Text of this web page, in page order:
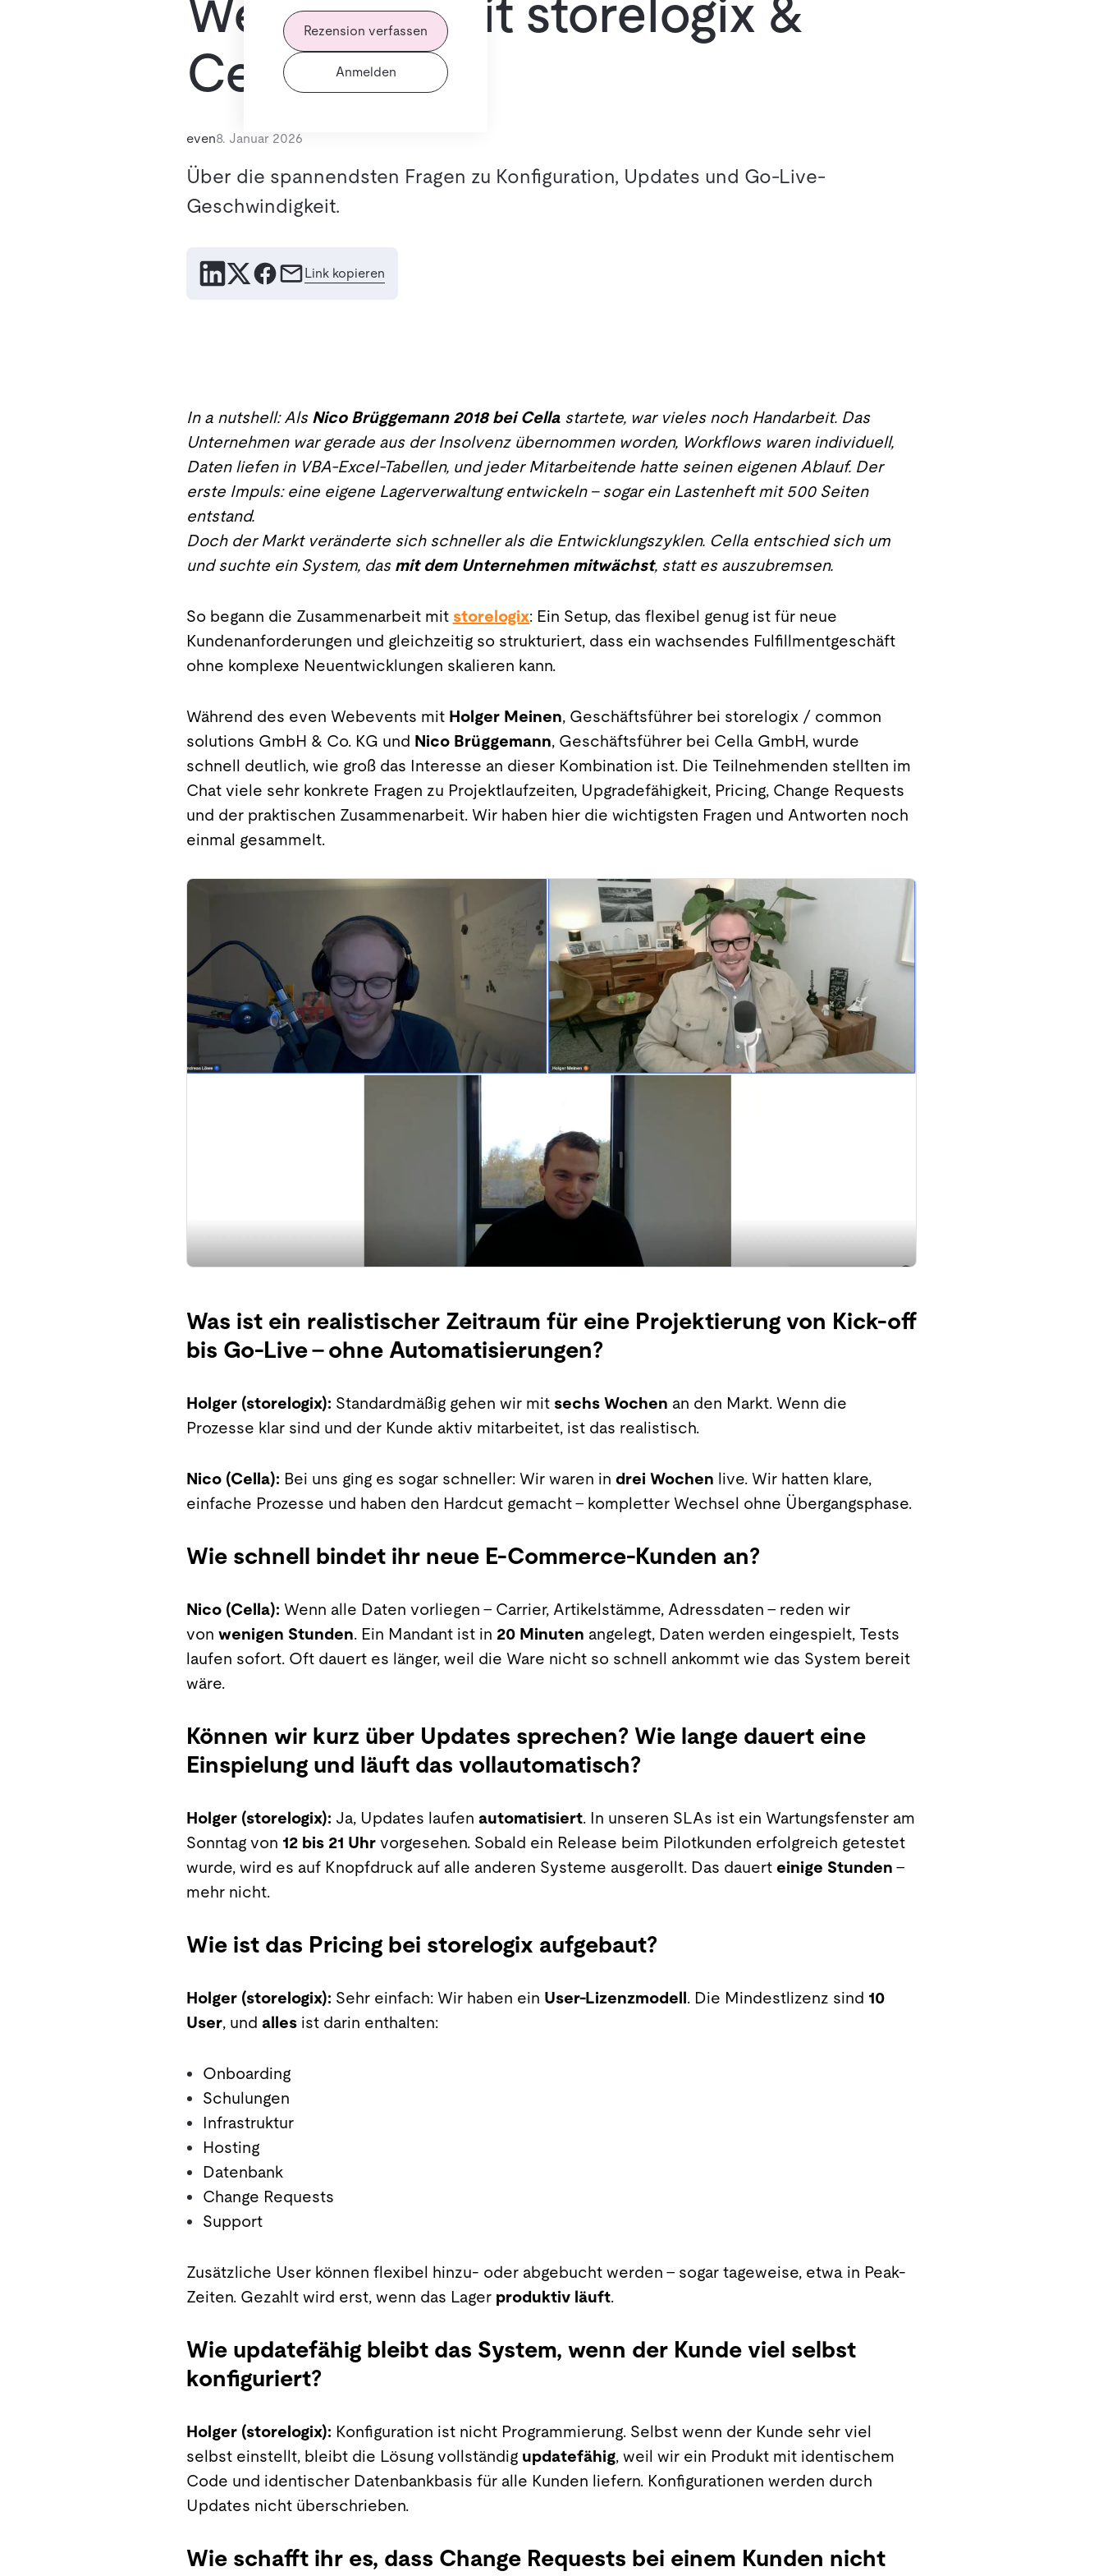
Rezension verfassen
Anmelden
Webevent mit storelogix &
Cella
even8. Januar 2026
Über die spannendsten Fragen zu Konfiguration, Updates und Go-Live-
Geschwindigkeit.
Link kopieren
In a nutshell: Als Nico Brüggemann 2018 bei Cellastartete, war vieles noch Handarbeit. Das
Unternehmen war gerade aus der Insolvenz übernommen worden, Workflows waren individuell,
Daten liefen in VBA-Excel-Tabellen, und jeder Mitarbeitende hatte seinen eigenen Ablauf. Der
erste Impuls: eine eigene Lagerverwaltung entwickeln – sogar ein Lastenheft mit 500 Seiten
entstand.
Doch der Markt veränderte sich schneller als die Entwicklungszyklen. Cella entschied sich um
und suchte ein System, das mit dem Unternehmen mitwächst, statt es auszubremsen.
So begann die Zusammenarbeit mit storelogix: Ein Setup, das flexibel genug ist für neue
Kundenanforderungen und gleichzeitig so strukturiert, dass ein wachsendes Fulfillmentgeschäft
ohne komplexe Neuentwicklungen skalieren kann.
Während des even Webevents mit Holger Meinen, Geschäftsführer bei storelogix / common
solutions GmbH & Co. KG und Nico Brüggemann, Geschäftsführer bei Cella GmbH, wurde
schnell deutlich, wie groß das Interesse an dieser Kombination ist. Die Teilnehmenden stellten im
Chat viele sehr konkrete Fragen zu Projektlaufzeiten, Upgradefähigkeit, Pricing, Change Requests
und der praktischen Zusammenarbeit. Wir haben hier die wichtigsten Fragen und Antworten noch
einmal gesammelt.
Was ist ein realistischer Zeitraum für eine Projektierung von Kick-off
bis Go-Live – ohne Automatisierungen?
Holger (storelogix): Standardmäßig gehen wir mit sechs Wochen an den Markt. Wenn die
Prozesse klar sind und der Kunde aktiv mitarbeitet, ist das realistisch.
Nico (Cella): Bei uns ging es sogar schneller: Wir waren in drei Wochen live. Wir hatten klare,
einfache Prozesse und haben den Hardcut gemacht – kompletter Wechsel ohne Übergangsphase.
Wie schnell bindet ihr neue E-Commerce-Kunden an?
Nico (Cella): Wenn alle Daten vorliegen – Carrier, Artikelstämme, Adressdaten – reden wir
von wenigen Stunden. Ein Mandant ist in 20 Minuten angelegt, Daten werden eingespielt, Tests
laufen sofort. Oft dauert es länger, weil die Ware nicht so schnell ankommt wie das System bereit
wäre.
Können wir kurz über Updates sprechen? Wie lange dauert eine
Einspielung und läuft das vollautomatisch?
Holger (storelogix): Ja, Updates laufen automatisiert. In unseren SLAs ist ein Wartungsfenster am
Sonntag von 12 bis 21 Uhrvorgesehen. Sobald ein Release beim Pilotkunden erfolgreich getestet
wurde, wird es auf Knopfdruck auf alle anderen Systeme ausgerollt. Das dauert einige Stunden –
mehr nicht.
Wie ist das Pricing bei storelogix aufgebaut?
Holger (storelogix): Sehr einfach: Wir haben ein User-Lizenzmodell. Die Mindestlizenz sind 10
User, und allesist darin enthalten:
Onboarding
Schulungen
Infrastruktur
Hosting
Datenbank
Change Requests
Support
Zusätzliche User können flexibel hinzu- oder abgebucht werden – sogar tageweise, etwa in Peak-
Zeiten. Gezahlt wird erst, wenn das Lager produktiv läuft.
Wie updatefähig bleibt das System, wenn der Kunde viel selbst
konfiguriert?
Holger (storelogix): Konfiguration ist nicht Programmierung. Selbst wenn der Kunde sehr viel
selbst einstellt, bleibt die Lösung vollständig updatefähig, weil wir ein Produkt mit identischem
Code und identischer Datenbankbasis für alle Kunden liefern. Konfigurationen werden durch
Updates nicht überschrieben.
Wie schafft ihr es, dass Change Requests bei einem Kunden nicht